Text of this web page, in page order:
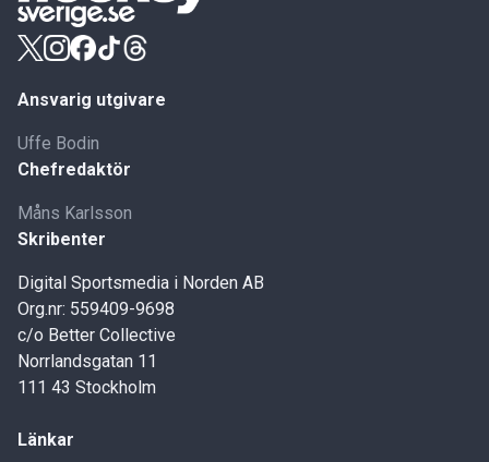
Ansvarig utgivare
Uffe Bodin
Chefredaktör
Måns Karlsson
Skribenter
Digital Sportsmedia i Norden AB
Org.nr: 559409-9698
c/o Better Collective
Norrlandsgatan 11
111 43 Stockholm
Länkar